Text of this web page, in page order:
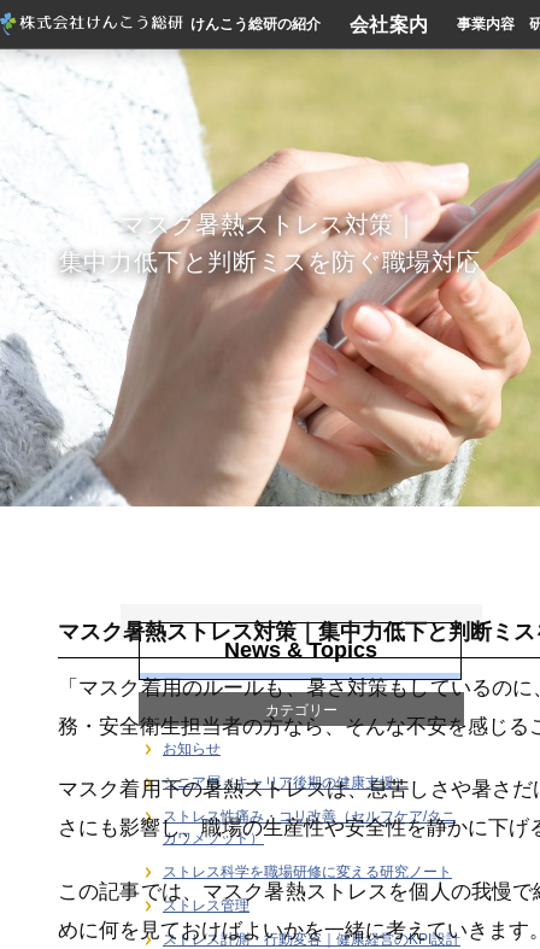
けんこう総研の紹介 会社案内 事業内容
マスク暑熱ストレス対策｜
集中力低下と判断ミスを防ぐ職場対応
マスク暑熱ストレス対策｜集中力低下と判断ミ
「マスク着用のルールも、暑さ対策もしているの
務・安全衛生担当者の方なら、そんな不安を感じ
マスク着用下の暑熱ストレスは、息苦しさや暑さ
さにも影響し、職場の生産性や安全性を静かに下げ
この記事では、マスク暑熱ストレスを個人の我慢
めに何を見ておけばよいかを一緒に考えていきます
News & Topics
カテゴリー
お知らせ
シニア層（キャリア後期の健康支援）
ストレス性痛み・コリ改善（セルフケア/タニ
カワメソッド）
ストレス科学を職場研修に変える研究ノート
ストレス管理
ストレス計測・行動変容｜健康経営のKPI設計